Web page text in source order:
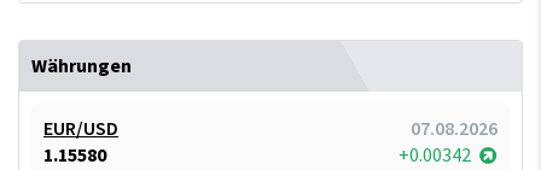
Währungen
EUR/USD
07.08.2026
1.15580
+0.00342